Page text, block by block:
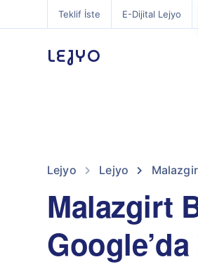
Teklif İste E-Dijital Lejyo
LEJYO
Lejyo Lejyo
Malazgirt